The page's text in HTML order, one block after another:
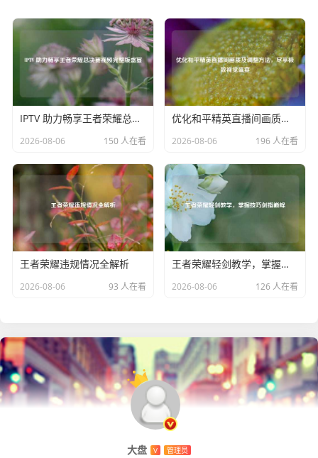
后，不要立即开枪暴露自己位置，而是通过巧妙地移动和观
察，找准时机给予敌人致命一击，先在电梯角落蹲下观察敌
人动向，待敌人靠近电梯门准备离开时，迅速起身开枪,打敌
人一个措手不及。
CSGO 电梯身法是一项需要不断练习和掌握的技巧，它不仅
能帮助玩家在地图中更灵活地移动，还能在对战中创造出更
多的战术优势，让玩家在枪林弹雨中更好地生存和克敌制
胜，只有熟练运用电梯身法，才能在 CSGO 的战场上如鱼得
水，成为一名真正的高手。
IPTV 助力畅享王者荣耀总决赛视频完整版盛宴
2026-08-06 150 人在看
优化和平精英直播间画质及调整方法，尽享极致视觉盛宴
2026-08-06 196 人在看
王者荣耀违规情况全解析
2026-08-06 93 人在看
王者荣耀轻剑教学，掌握技巧剑指巅峰
2026-08-06 126 人在看
大盘 V 管理员